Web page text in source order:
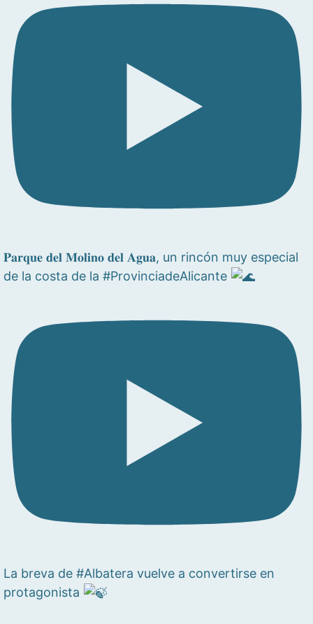
𝐏𝐚𝐫𝐪𝐮𝐞 𝐝𝐞𝐥 𝐌𝐨𝐥𝐢𝐧𝐨 𝐝𝐞𝐥 𝐀𝐠𝐮𝐚, un rincón muy especial
de la costa de la #ProvinciadeAlicante
La breva de #Albatera vuelve a convertirse en
protagonista